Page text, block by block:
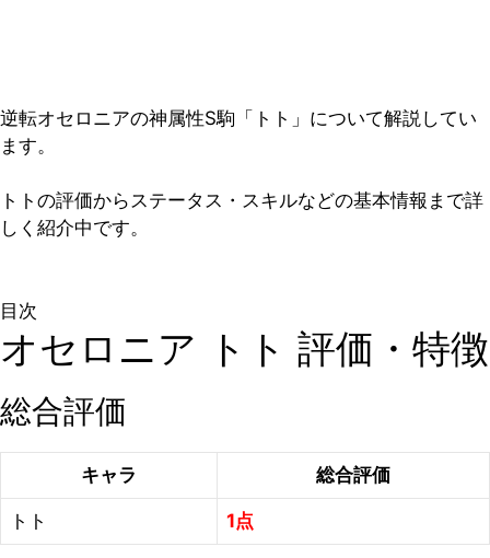
逆転オセロニアの神属性S駒「トト」について解説してい
ます。
トトの評価からステータス・スキルなどの基本情報まで詳
しく紹介中です。
目次
オセロニア トト 評価・特徴
総合評価
キャラ 総合評価
トト 1点